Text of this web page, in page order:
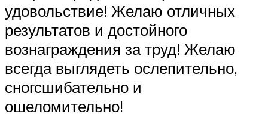
удовольствие! Желаю отличных
результатов и достойного
вознаграждения за труд! Желаю
всегда выглядеть ослепительно,
сногсшибательно и
ошеломительно!